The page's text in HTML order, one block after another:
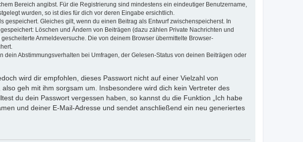
Bereich angibst. Für die Registrierung sind mindestens ein eindeutiger Benutzername,
wurden, so ist dies für dich vor deren Eingabe ersichtlich.
Gleiches gilt, wenn du einen Beitrag als Entwurf zwischenspeicherst. In
Löschen und Ändern von Beiträgen (dazu zählen Private Nachrichten und
Anmeldeversuche. Die von deinem Browser übermittelte Browser-
Abstimmungsverhalten bei Umfragen, der Gelesen-Status von deinen Beiträgen oder
wird dir empfohlen, dieses Passwort nicht auf einer Vielzahl von
geh mit ihm sorgsam um. Insbesondere wird dich kein Vertreter des
du dein Passwort vergessen haben, so kannst du die Funktion „Ich habe
und deiner E-Mail-Adresse und sendet anschließend ein neu generiertes